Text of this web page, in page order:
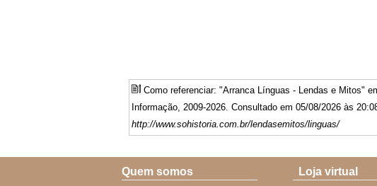
Como referenciar: "Arranca Línguas - Lendas e Mitos"
Informação, 2009-2026. Consultado em 05/08/2026 às
http://www.sohistoria.com.br/lendasemitos/linguas/
Quem somos Loja virtual